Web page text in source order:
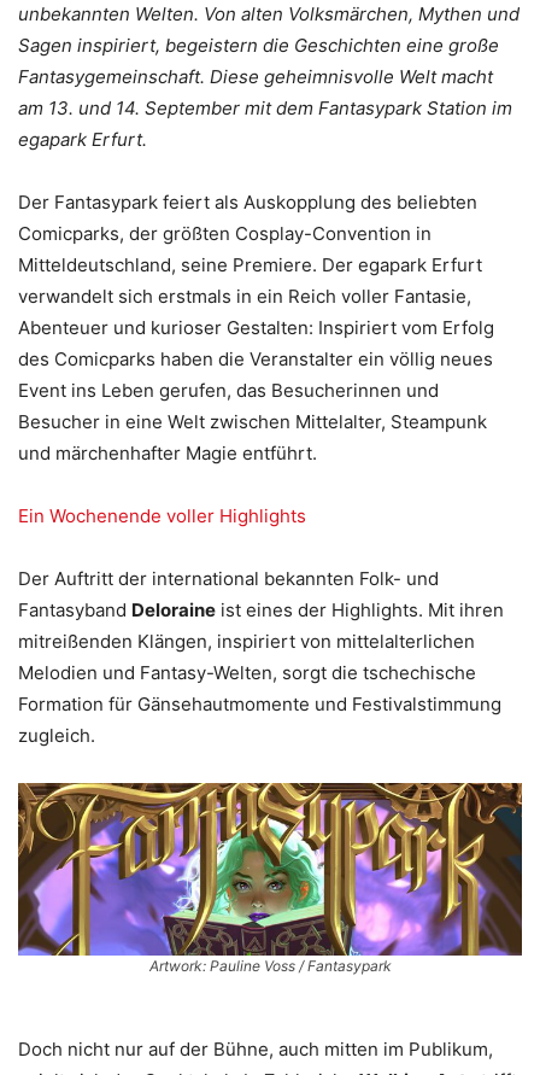
unbekannten Welten. Von alten Volksmärchen, Mythen und
Sagen inspiriert, begeistern die Geschichten eine große
Fantasygemeinschaft. Diese geheimnisvolle Welt macht
am 13. und 14. September mit dem Fantasypark Station im
egapark Erfurt.
Der Fantasypark feiert als Auskopplung des beliebten
Comicparks, der größten Cosplay-Convention in
Mitteldeutschland, seine Premiere. Der egapark Erfurt
verwandelt sich erstmals in ein Reich voller Fantasie,
Abenteuer und kurioser Gestalten: Inspiriert vom Erfolg
des Comicparks haben die Veranstalter ein völlig neues
Event ins Leben gerufen, das Besucherinnen und
Besucher in eine Welt zwischen Mittelalter, Steampunk
und märchenhafter Magie entführt.
Ein Wochenende voller Highlights
Der Auftritt der international bekannten Folk- und
Fantasyband Deloraine ist eines der Highlights. Mit ihren
mitreißenden Klängen, inspiriert von mittelalterlichen
Melodien und Fantasy-Welten, sorgt die tschechische
Formation für Gänsehautmomente und Festivalstimmung
zugleich.
Artwork: Pauline Voss / Fantasypark
Doch nicht nur auf der Bühne, auch mitten im Publikum,